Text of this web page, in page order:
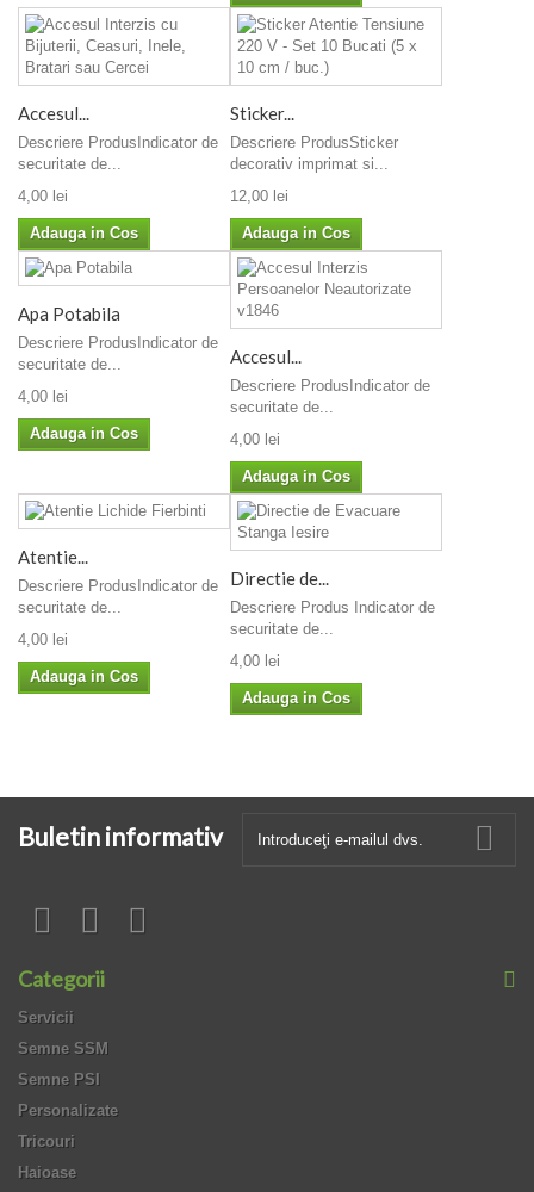
Accesul...
Descriere ProdusIndicator de
securitate de...
4,00 lei
Adauga in Cos
Sticker...
Descriere ProdusSticker
decorativ imprimat si...
12,00 lei
Adauga in Cos
Apa Potabila
Descriere ProdusIndicator de
securitate de...
4,00 lei
Adauga in Cos
Accesul...
Descriere ProdusIndicator de
securitate de...
4,00 lei
Adauga in Cos
Atentie...
Descriere ProdusIndicator de
securitate de...
4,00 lei
Adauga in Cos
Directie de...
Descriere Produs Indicator de
securitate de...
4,00 lei
Adauga in Cos
Buletin informativ
Categorii
Servicii
Semne SSM
Semne PSI
Personalizate
Tricouri
Haioase